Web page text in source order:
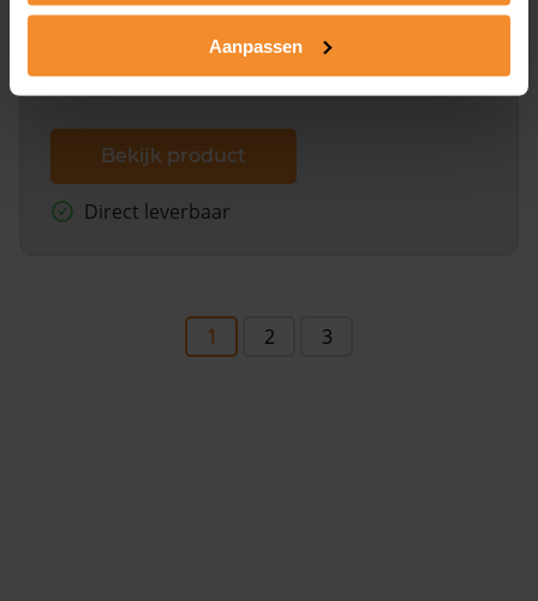
Aanpassen
omliggende percelen met de kadastrale erfgrenzen,
dit inclusief de luchtfoto!
Bekijk product
Direct leverbaar
1 2 3